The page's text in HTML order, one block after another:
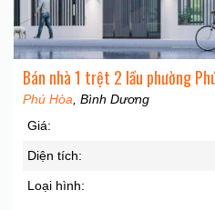
Bán nhà 1 trệt 2 lầu phường
Phú Hòa , Bình Dương
Giá:
Diện tích:
Loại hình: